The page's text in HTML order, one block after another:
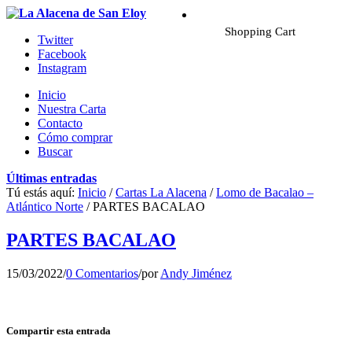
Shopping Cart
Twitter
Facebook
Instagram
Inicio
Nuestra Carta
Contacto
Cómo comprar
Buscar
Últimas entradas
Tú estás aquí: Inicio / Cartas La Alacena / Lomo de Bacalao –
Atlántico Norte / PARTES BACALAO
PARTES BACALAO
15/03/2022/0 Comentarios/porAndy Jiménez
Compartir esta entrada